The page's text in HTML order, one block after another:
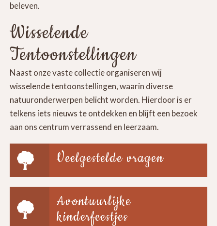
beleven.
Wisselende
Tentoonstellingen
Naast onze vaste collectie organiseren wij
wisselende tentoonstellingen, waarin diverse
natuuronderwerpen belicht worden. Hierdoor is er
telkens iets nieuws te ontdekken en blijft een bezoek
aan ons centrum verrassend en leerzaam.
Veelgestelde vragen
Avontuurlijke
kinderfeestjes